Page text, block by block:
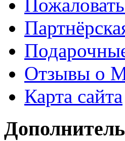
Отзывы о
Карта сайта